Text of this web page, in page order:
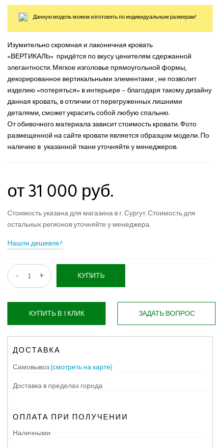
Данную модель можем изготовить по индивидуальным размерам!
Изумительно скромная и лаконичная кровать
«ВЕРТИКАЛЬ» придётся по вкусу ценителям сдержанной
элегантности. Мягкое изголовье прямоугольной формы,
декорированное вертикальными элементами , не позволит
изделию «потеряться» в интерьере – благодаря такому дизайну
данная кровать, в отличии от перегруженных лишними
деталями, сможет украсить собой любую спальню.
От обивочного материала зависит стоимость кровати. Фото
размещенной на сайте кровати является образцом модели. По
наличию в указанной ткани уточняйте у менеджеров.
от 31 000 руб.
Стоимость указана для магазина в г. Сургут. Стоимость для
остальных регионов уточняйте у менеджера.
Нашли дешевле?
- + КУПИТЬ
КУПИТЬ В 1 КЛИК ЗАДАТЬ ВОПРОС
ДОСТАВКА
Самовывоз(смотреть на карте)
Доставка в пределах города
ОПЛАТА ПРИ ПОЛУЧЕНИИ
Наличными